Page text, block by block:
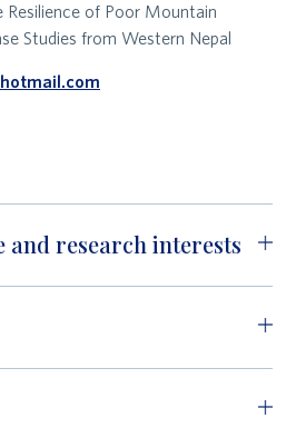
Resilience of Poor Mountain
Studies from Western Nepal
and research interests